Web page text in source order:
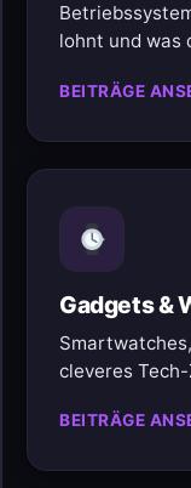
lohnt und was
BEITRÄGE
Gadgets &
cleveres
BEITRÄGE